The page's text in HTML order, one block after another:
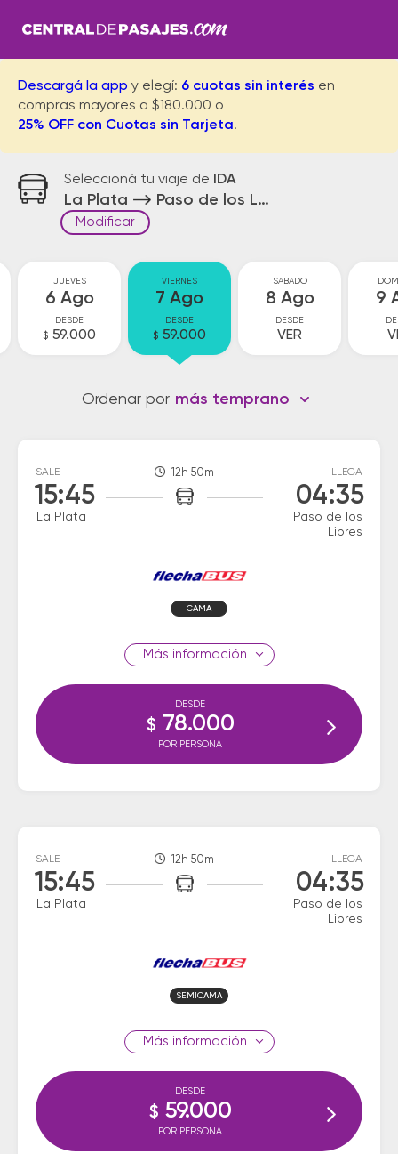
Descargá la app y elegí: 6 cuotas sin interés en
compras mayores a $180.000 o
25% OFF con Cuotas sin Tarjeta.
Seleccioná tu viaje de IDA
La Plata Paso de los Libres
Modificar
JUEVES
6 Ago
DESDE
$ 59.000
VIERNES
7 Ago
DESDE
$ 59.000
SABADO
8 Ago
DESDE
VER
9
Ordenar por más temprano
SALE
15:45
La Plata
12h 50m LLEGA
04:35
Paso de los
Libres
CAMA
información
DESDE
$ 78.000
POR PERSONA
SALE
15:45
La Plata
12h 50m LLEGA
04:35
Paso de los
Libres
SEMICAMA
información
DESDE
$ 59.000
POR PERSONA